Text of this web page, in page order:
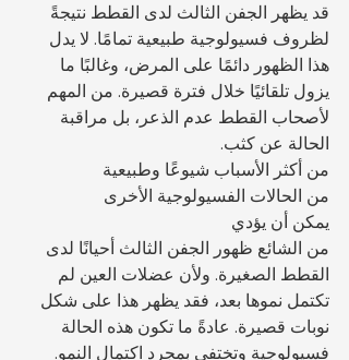
قد يظهر الجفن الثالث لدى القطط نتيجةً
لظروف فسيولوجية طبيعية تمامًا. لا يدل
هذا الظهور دائمًا على المرض، وغالبًا ما
يزول تلقائيًا خلال فترة قصيرة. من المهم
لأصحاب القطط عدم الذعر، بل مراقبة
الحالة عن كثب.
من أكثر الأسباب شيوعًا وطبيعية
من الحالات الفسيولوجية الأخرى
يمكن أن يؤدي
من الشائع ظهور الجفن الثالث أحيانًا لدى
القطط الصغيرة. ولأن عضلات العين لم
تكتمل نموها بعد، فقد يظهر هذا على شكل
نوبات قصيرة. عادةً ما تكون هذه الحالة
فسيولوجية وتختفي بمجرد اكتمال النمو.